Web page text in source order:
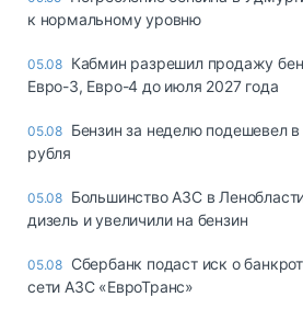
к нормальному уровню
05.08 Кабмин разрешил продажу
Евро-3, Евро-4 до июля 2027 года
05.08 Бензин за неделю подешевел
рубля
05.08 Большинство АЗС в
дизель и увеличили на бензин
05.08 Сбербанк подаст иск о
сети АЗС «ЕвроТранс»